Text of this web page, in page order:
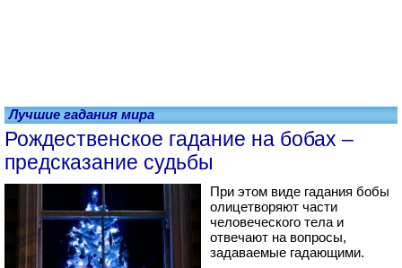
Лучшие гадания мира
Рождественское гадание на бобах –
предсказание судьбы
При этом виде гадания бобы
олицетворяют части
человеческого тела и
отвечают на вопросы,
задаваемые гадающими.